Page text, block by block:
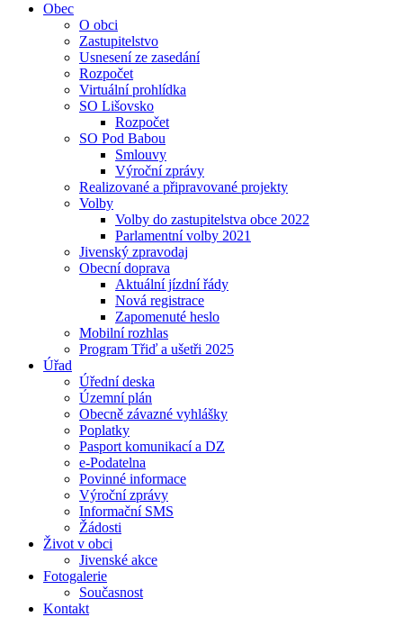
Obec
O obci
Zastupitelstvo
Usnesení ze zasedání
Rozpočet
Virtuální prohlídka
SO Lišovsko
Rozpočet
SO Pod Babou
Smlouvy
Výroční zprávy
Realizované a připravované projekty
Volby
Volby do zastupitelstva obce 2022
Parlamentní volby 2021
Jivenský zpravodaj
Obecní doprava
Aktuální jízdní řády
Nová registrace
Zapomenuté heslo
Mobilní rozhlas
Program Třiď a ušetři 2025
Úřad
Úřední deska
Územní plán
Obecně závazné vyhlášky
Poplatky
Pasport komunikací a DZ
e-Podatelna
Povinné informace
Výroční zprávy
Informační SMS
Žádosti
Život v obci
Jivenské akce
Fotogalerie
Současnost
Kontakt